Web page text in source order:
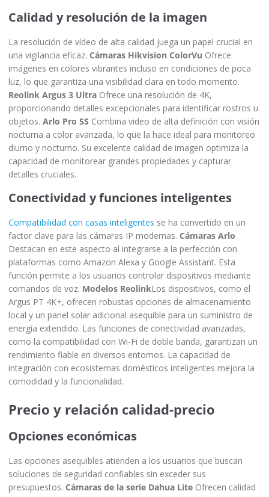
Calidad y resolución de la imagen
La resolución de vídeo de alta calidad juega un papel crucial en
una vigilancia eficaz. Cámaras Hikvision ColorVu Ofrece
imágenes en colores vibrantes incluso en condiciones de poca
luz, lo que garantiza una visibilidad clara en todo momento.
Reolink Argus 3 Ultra Ofrece una resolución de 4K,
proporcionando detalles excepcionales para identificar rostros u
objetos. Arlo Pro 5S Combina video de alta definición con visión
nocturna a color avanzada, lo que la hace ideal para monitoreo
diurno y nocturno. Su excelente calidad de imagen optimiza la
capacidad de monitorear grandes propiedades y capturar
detalles cruciales.
Conectividad y funciones inteligentes
Compatibilidad con casas inteligentes se ha convertido en un
factor clave para las cámaras IP modernas. Cámaras Arlo
Destacan en este aspecto al integrarse a la perfección con
plataformas como Amazon Alexa y Google Assistant. Esta
función permite a los usuarios controlar dispositivos mediante
comandos de voz. Modelos ReolinkLos dispositivos, como el
Argus PT 4K+, ofrecen robustas opciones de almacenamiento
local y un panel solar adicional asequible para un suministro de
energía extendido. Las funciones de conectividad avanzadas,
como la compatibilidad con Wi-Fi de doble banda, garantizan un
rendimiento fiable en diversos entornos. La capacidad de
integración con ecosistemas domésticos inteligentes mejora la
comodidad y la funcionalidad.
Precio y relación calidad-precio
Opciones económicas
Las opciones asequibles atienden a los usuarios que buscan
soluciones de seguridad confiables sin exceder sus
presupuestos. Cámaras de la serie Dahua Lite Ofrecen calidad